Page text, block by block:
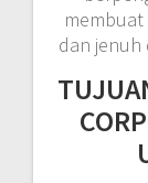
dan jenuh